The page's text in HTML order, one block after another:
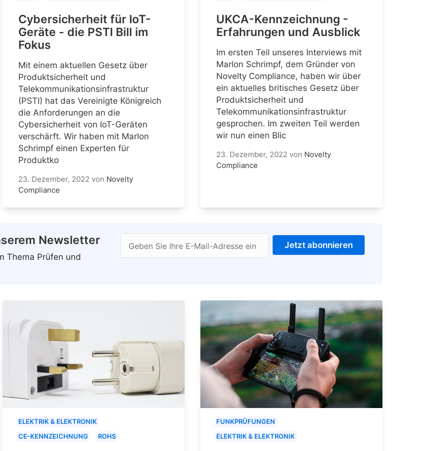
Cybersicherheit für IoT-
Geräte - die PSTI Bill im
Fokus
Mit einem aktuellen Gesetz über
Produktsicherheit und
Telekommunikationsinfrastruktur
(PSTI) hat das Vereinigte Königreich
die Anforderungen an die
Cybersicherheit von IoT-Geräten
verschärft. Wir haben mit Marlon
Schrimpf einen Experten für
Produktko
23. Dezember, 2022 von Novelty
Compliance
UKCA-Kennzeichnung -
Erfahrungen und Ausblick
Im ersten Teil unseres Interviews mit
Marlon Schrimpf, dem Gründer von
Novelty Compliance, haben wir über
ein aktuelles britisches Gesetz über
Produktsicherheit und
Telekommunikationsinfrastruktur
gesprochen. Im zweiten Teil werden
wir nun einen Blic
23. Dezember, 2022 von Novelty
Compliance
Newsletter
Thema Prüfen und
Geben Sie Ihre E-Mail-Adresse ein Jetzt abonnieren
ELEKTRIK & ELEKTRONIK
CE-KENNZEICHNUNG
ROHS
FUNKPRÜFUNGEN
ELEKTRIK & ELEKTRONIK